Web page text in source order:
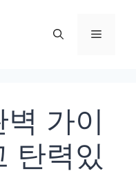
메
가이
탄력있